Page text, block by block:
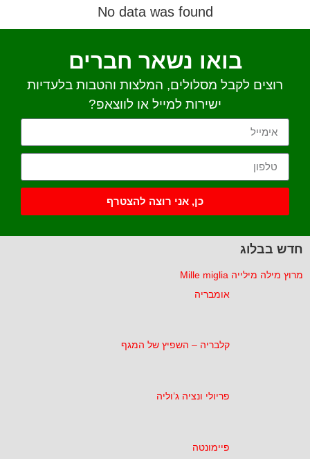
No data was found
בואו נשאר חברים
רוצים לקבל מסלולים, המלצות והטבות בלעדיות
ישירות למייל או לווצאפ?
כן, אני רוצה להצטרף
חדש בבלוג
מרוץ מילה מילייה Mille miglia
אומבריה
קלבריה – השפיץ של המגף
פריולי ונציה ג’וליה
פיימונטה